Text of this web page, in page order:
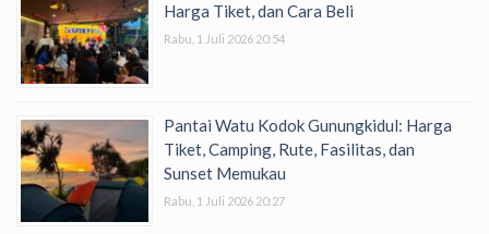
Harga Tiket, dan Cara Beli
Rabu, 1 Juli 2026 20:54
Pantai Watu Kodok Gunungkidul: Harga
Tiket, Camping, Rute, Fasilitas, dan
Sunset Memukau
Rabu, 1 Juli 2026 20:27